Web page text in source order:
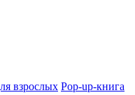
взрослых Pop-up-книга